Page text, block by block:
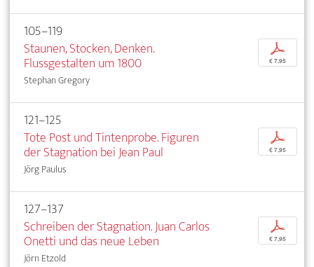
105–119
Staunen, Stocken, Denken.
Flussgestalten um 1800
Stephan Gregory
p
€ 7,95
121–125
Tote Post und Tintenprobe. Figuren
der Stagnation bei Jean Paul
Jörg Paulus
p
€ 7,95
127–137
Schreiben der Stagnation. Juan Carlos
Onetti und das neue Leben
Jörn Etzold
p
€ 7,95